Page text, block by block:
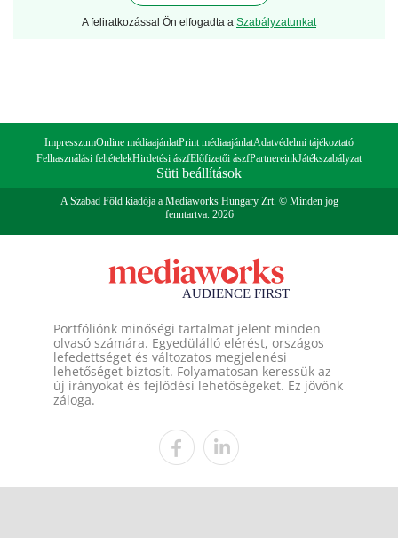
A feliratkozással Ön elfogadta a Szabályzatunkat
ImpresszumOnline médiaajánlatPrint médiaajánlatAdatvédelmi tájékoztató
Felhasználási feltételekHirdetési ászfElőfizetői ászfPartnereinkJátékszabályzat
Süti beállítások
A Szabad Föld kiadója a Mediaworks Hungary Zrt. © Minden jog
fenntartva. 2026
Portfóliónk minőségi tartalmat jelent minden
olvasó számára. Egyedülálló elérést, országos
lefedettséget és változatos megjelenési
lehetőséget biztosít. Folyamatosan keressük az
új irányokat és fejlődési lehetőségeket. Ez jövőnk
záloga.